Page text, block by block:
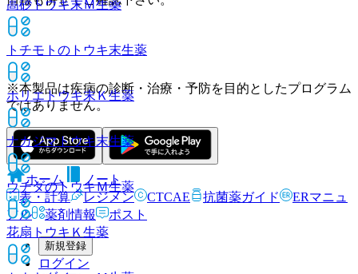
高砂トウキ末Ｍ生薬
トチモトのトウキ末生薬
ホリエトウキ末Ｋ生薬
ナカジマトウキ末生薬
ウチダのトウキＭ生薬
花扇トウキＫ 生薬
※本製品は疾病の診断・治療・予防を目的としたプログラム
ではありません。
ホーム
ノート
表・計算
レジメン CTCAE 抗菌薬ガイド
ERマニュ
アル
薬剤情報 ポスト
新規登録
ログイン